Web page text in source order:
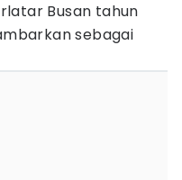
Busan tahun
sebagai